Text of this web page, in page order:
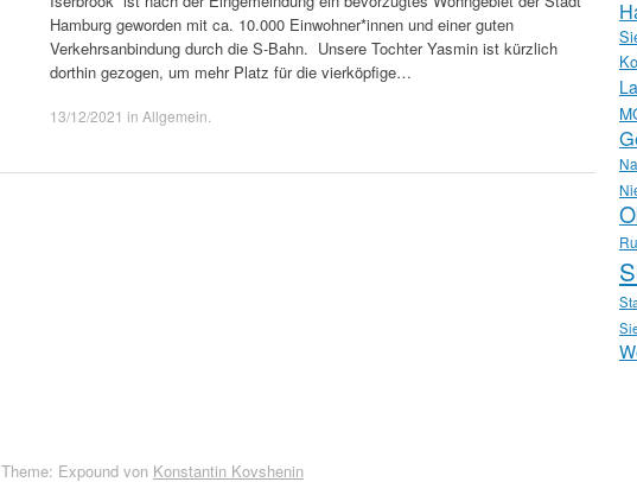
Hamburg geworden mit ca. 10.000 Einwohner*innen und einer guten
Verkehrsanbindung durch die S-Bahn. Unsere Tochter Yasmin ist kürzlich
dorthin gezogen, um mehr Platz für die vierköpfige…
13/12/2021 in Allgemein
Theme: Expound von Konstantin Kovshenin